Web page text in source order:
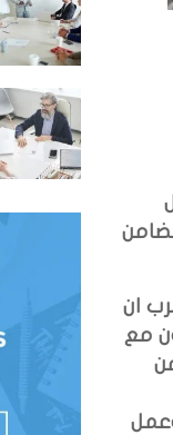
ان
مع